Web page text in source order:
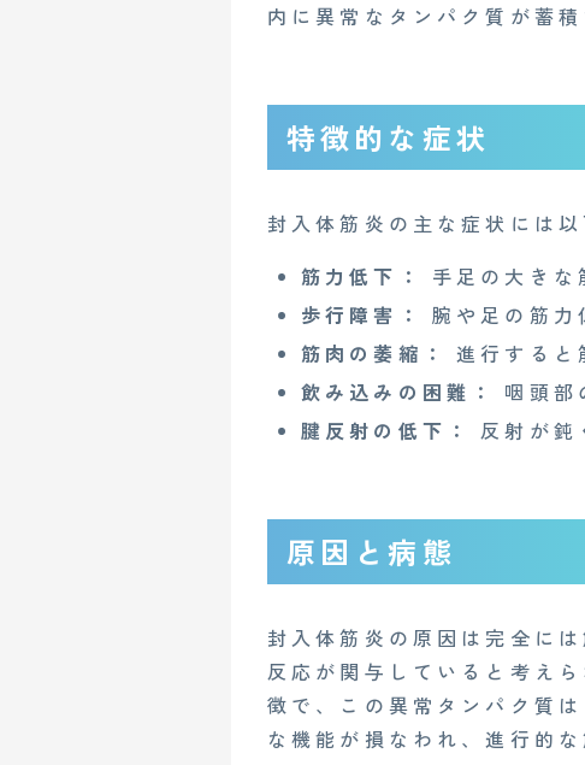
内に異常なタンパク質が蓄
特徴的な症状
封入体筋炎の主な症状には
筋力低下：
手足の大きな
歩行障害：
腕や足の筋力
筋肉の萎縮：
進行すると
飲み込みの困難：
咽頭部
腱反射の低下：
反射が鈍
原因と病態
封入体筋炎の原因は完全に
反応が関与していると考え
徴で、この異常タンパク質
な機能が損なわれ、進行的